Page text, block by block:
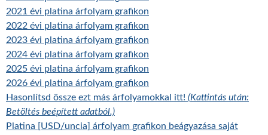
2021 évi platina árfolyam grafikon
2022 évi platina árfolyam grafikon
2023 évi platina árfolyam grafikon
2024 évi platina árfolyam grafikon
2025 évi platina árfolyam grafikon
2026 évi platina árfolyam grafikon
Hasonlítsd össze ezt más árfolyamokkal itt! (Kattintás után:
Betöltés beépített adatból.)
Platina [USD/uncia] árfolyam grafikon beágyazása saját